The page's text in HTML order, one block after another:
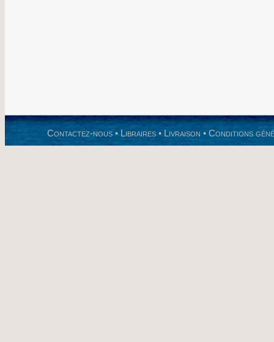
Contactez-nous • Libraires • Livraison •Conditions